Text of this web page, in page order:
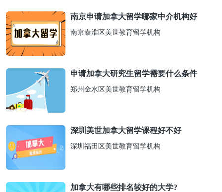
南京申请加拿大留学哪家中介机构好
南京秦淮区美世教育留学机构
申请加拿大研究生留学需要什么条件
郑州金水区美世教育留学机构
深圳美世加拿大留学课程好不好
深圳福田区美世教育留学机构
加拿大有哪些排名较好的大学?